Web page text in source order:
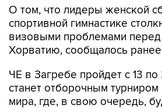
О том, что лидеры женской
спортивной гимнастике
визовыми проблемами
Хорватию, сообщалось
ЧЕ в Загребе пройдет с 13 по
станет отборочным турниром
мира, где, в свою очередь,